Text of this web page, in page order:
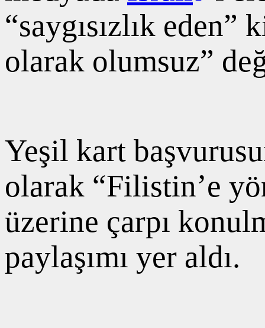
“saygısızlık
olarak olumsuz”
Yeşil kart
olarak “Filistin’e
üzerine çarpı
paylaşımı yer aldı.